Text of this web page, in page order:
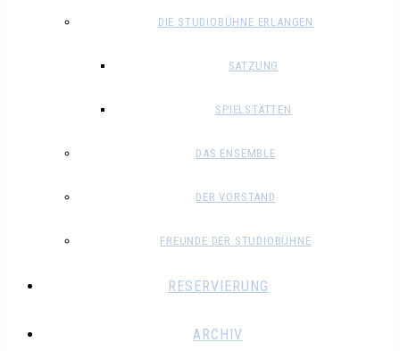
DIE STUDIOBÜHNE ERLANGEN
SATZUNG
SPIELSTÄTTEN
DAS ENSEMBLE
DER VORSTAND
FREUNDE DER STUDIOBÜHNE
RESERVIERUNG
ARCHIV